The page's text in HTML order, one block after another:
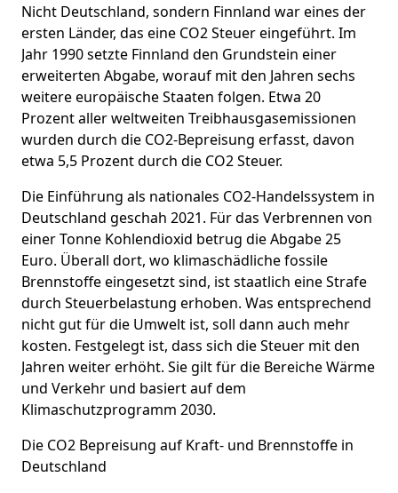
Nicht Deutschland, sondern Finnland war eines der
ersten Länder, das eine CO2 Steuer eingeführt. Im
Jahr 1990 setzte Finnland den Grundstein einer
erweiterten Abgabe, worauf mit den Jahren sechs
weitere europäische Staaten folgen. Etwa 20
Prozent aller weltweiten Treibhausgasemissionen
wurden durch die CO2-Bepreisung erfasst, davon
etwa 5,5 Prozent durch die CO2 Steuer.
Die Einführung als nationales CO2-Handelssystem in
Deutschland geschah 2021. Für das Verbrennen von
einer Tonne Kohlendioxid betrug die Abgabe 25
Euro. Überall dort, wo klimaschädliche fossile
Brennstoffe eingesetzt sind, ist staatlich eine Strafe
durch Steuerbelastung erhoben. Was entsprechend
nicht gut für die Umwelt ist, soll dann auch mehr
kosten. Festgelegt ist, dass sich die Steuer mit den
Jahren weiter erhöht. Sie gilt für die Bereiche Wärme
und Verkehr und basiert auf dem
Klimaschutzprogramm 2030.
Die CO2 Bepreisung auf Kraft- und Brennstoffe in
Deutschland